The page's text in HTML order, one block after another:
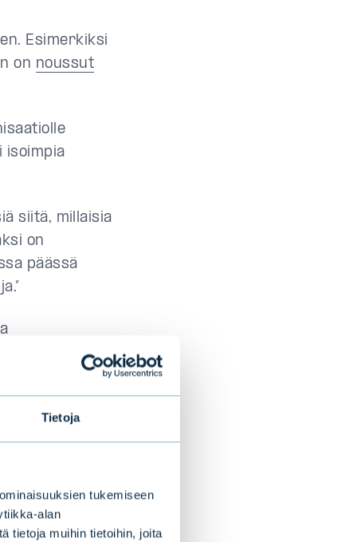
Tietoja
tukemiseen
alan
tietoja muihin tietoihin, joita
Esimerkiksi
on noussut
isoimpia
siitä, millaisia
on
päässä
tällä
sijoittajat
mielestä